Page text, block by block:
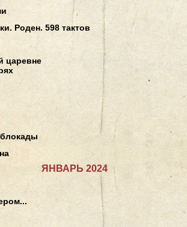
Роден. 598 тактов
царевне
ЯНВАРЬ 2024